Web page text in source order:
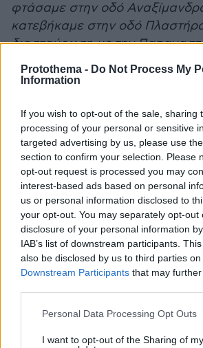
Protothema - Do Not Process My
Information
If you wish to opt-out of the sale, sharing
processing of your personal or sensitive
targeted advertising by us, please use
section to confirm your selection. Please
opt-out request is processed you may
interest-based ads based on personal
us or personal information disclosed to
your opt-out. You may separately opt-out
disclosure of your personal information
IAB’s list of downstream participants.
also be disclosed by us to third parties on
Downstream Participants that may
Please note that this website/app uses
not limited to your visit or usage
Personal Data Processing Opt Outs
I want to opt-out of the Sharing of my
φτάσαμε στην οδό
κατεβήκαμε στην οδό
διασταύρωση με την
κινηθούμε δεξιά προς το
στο ύψος με την οδό Γαζή, το
μάρκας Polo αιφνίδια έστριψε
οδού Γαζή. Σταμάτησαμε τα δύο
που προπορεύονταν και
οδού Πλαστήρα. Τα άτομα που
Volkswagen Polo, μας έδωσαν
κατέβουμε, αυτό σήμαινε ότι
άτομα που έψαχναν. Αξίζει στο
αναφέρω, ότι τόσο εγώ όσο και
επέβαιναν στο δικό μου
όπλα, μαχαίρια ή οποιοδήποτε
που θα μπορούσε να οδηγήσει